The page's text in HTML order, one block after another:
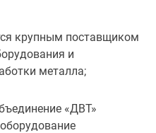
крупным поставщиком
и
металла;
«ДВТ»